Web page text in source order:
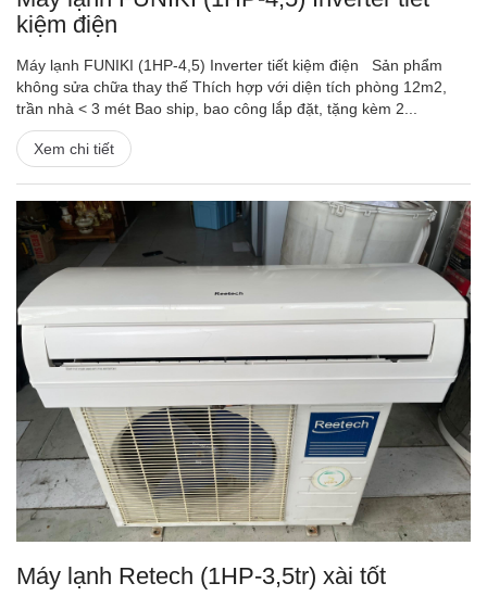
kiệm điện
Máy lạnh FUNIKI (1HP-4,5) Inverter tiết kiệm điện Sản phẩm
không sửa chữa thay thế Thích hợp với diện tích phòng 12m2,
trần nhà < 3 mét Bao ship, bao công lắp đặt, tặng kèm 2...
Xem chi tiết
Máy lạnh Retech (1HP-3,5tr) xài tốt